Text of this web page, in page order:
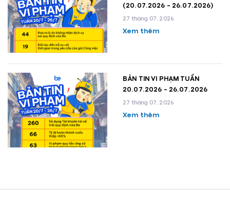
(20.07.2026 - 26.07.2026)
27 tháng 07, 2026
Xem thêm
BẢN TIN VI PHẠM TUẦN
20.07.2026 - 26.07.2026
27 tháng 07, 2026
Xem thêm